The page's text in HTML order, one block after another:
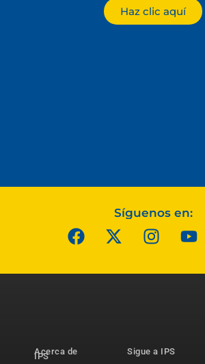
Haz clic aquí
Síguenos en:
Acerca de
IPS
Sigue a IPS